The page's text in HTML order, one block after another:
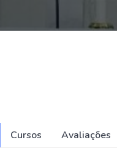
Cursos Avaliações